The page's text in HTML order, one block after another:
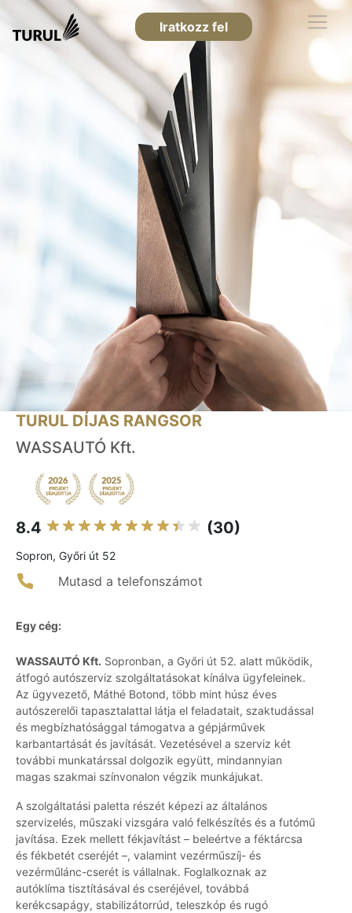
Iratkozz fel
TURUL DÍJAS RANGSOR
WASSAUTÓ Kft.
8.4 (30)
Sopron, Győri út 52
Mutasd a telefonszámot
Egy cég:
WASSAUTÓ Kft. Sopronban, a Győri út 52. alatt működik,
átfogó autószerviz szolgáltatásokat kínálva ügyfeleinek.
Az ügyvezető, Máthé Botond, több mint húsz éves
autószerelői tapasztalattal látja el feladatait, szaktudással
és megbízhatósággal támogatva a gépjárművek
karbantartását és javítását. Vezetésével a szerviz két
további munkatárssal dolgozik együtt, mindannyian
magas szakmai színvonalon végzik munkájukat.
A szolgáltatási paletta részét képezi az általános
szervizelés, műszaki vizsgára való felkészítés és a futómű
javítása. Ezek mellett fékjavítást – beleértve a féktárcsa
és fékbetét cseréjét –, valamint vezérműszíj- és
vezérműlánc-cserét is vállalnak. Foglalkoznak az
autóklíma tisztításával és cseréjével, továbbá
kerékcsapágy, stabilizátorrúd, teleszkóp és rugó